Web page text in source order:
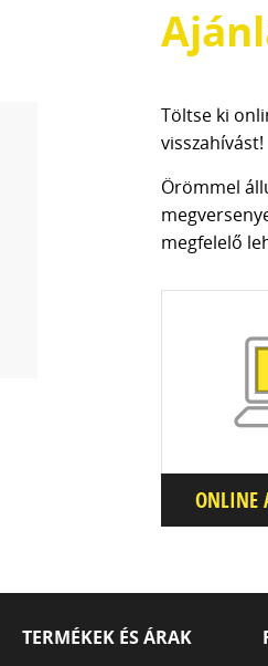
Töltse ki
visszahívást!
Örömmel
megfelelő
ONLINE
TERMÉKEK ÉS ÁRAK